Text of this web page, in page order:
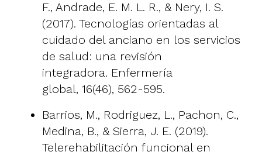
F., Andrade, E. M. L. R., & Nery, I. S.
(2017). Tecnologías orientadas al
cuidado del anciano en los servicios
de salud: una revisión
integradora. Enfermería
global, 16(46), 562-595.
Barrios, M., Rodriguez, L., Pachon, C.,
Medina, B., & Sierra, J. E. (2019).
Telerehabilitación funcional en